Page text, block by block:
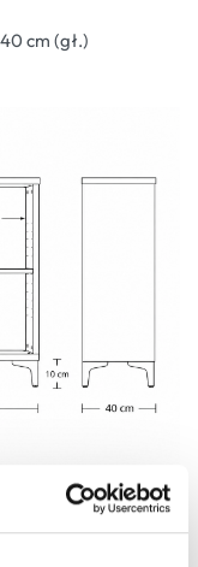
cm (gł.)